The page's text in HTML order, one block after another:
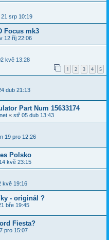
srp 10:19
Focus mk3
12 říj 22:06
kvě 13:28
1 2 3 4 5
dub 21:13
Part Num 15633174
« stř 05 dub 13:43
19 pro 12:26
Polsko
kvě 23:15
kvě 19:16
- originál ?
bře 19:45
Fiesta?
pro 15:07